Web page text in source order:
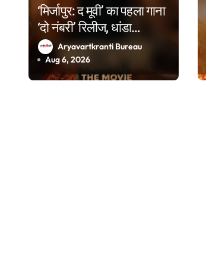
i
o
n
‘मिर्जापुर: द मूवी’ का पहला गाना
‘दो नंबरी’ रिलीज, धांडा
न्योलीवाला ने किया बॉलीवुड
डेब्यू
Aryavartkranti Bureau
Aug 6, 2026